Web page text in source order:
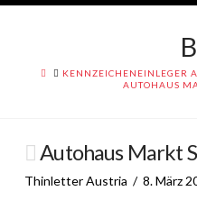
HOMEKENNZEICHENEINLEGER
AUTOHAUS
Autohaus Markt
Thinletter Austria 8. März